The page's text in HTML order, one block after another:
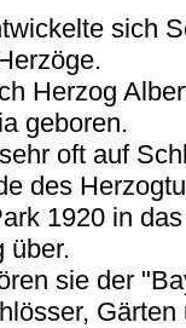
sich
Herzog
geboren.
oft auf
des
1920 in
über.
sie der
Gärten